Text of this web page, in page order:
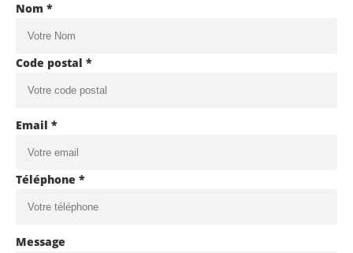
Nom *
Code postal *
Email *
Téléphone *
Message